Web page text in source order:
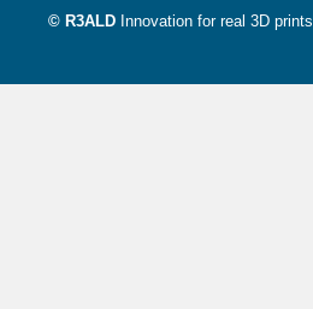
© R3ALD Innovation for real 3D prints